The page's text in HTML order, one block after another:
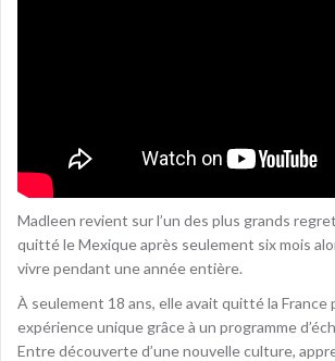
Madleen revient sur l’un des plus grands
quitté le Mexique après seulement six mois
vivre pendant une année entière.
À seulement 18 ans, elle avait quitté la France
expérience unique grâce à un programme
Entre découverte d’une nouvelle culture,